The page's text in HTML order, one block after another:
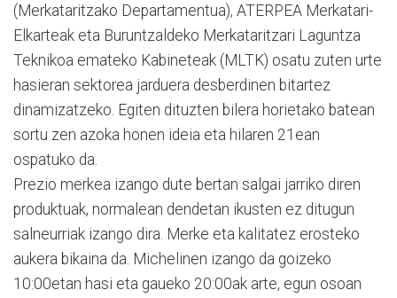
(Merkataritzako Departamentua), ATERPEA Merkatari-
Elkarteak eta Buruntzaldeko Merkataritzari Laguntza
Teknikoa emateko Kabineteak (MLTK) osatu zuten urte
hasieran sektorea jarduera desberdinen bitartez
dinamizatzeko. Egiten dituzten bilera horietako batean
sortu zen azoka honen ideia eta hilaren 21ean
ospatuko da.
Prezio merkea izango dute bertan salgai jarriko diren
produktuak, normalean dendetan ikusten ez ditugun
salneurriak izango dira. Merke eta kalitatez erosteko
aukera bikaina da. Michelinen izango da goizeko
10:00etan hasi eta gaueko 20:00ak arte, egun osoan